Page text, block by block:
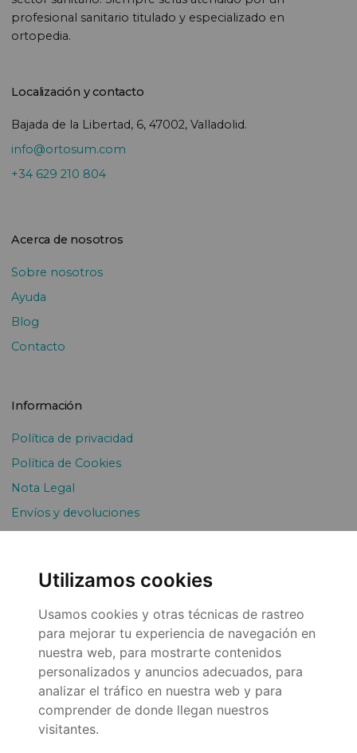
Utilizamos cookies
Usamos cookies y otras técnicas de rastreo
para mejorar tu experiencia de navegación en
nuestra web, para mostrarte contenidos
personalizados y anuncios adecuados, para
analizar el tráfico en nuestra web y para
comprender de donde llegan nuestros
visitantes.
profesional sanitario titulado y especializado en
ortopedia.
Localización y contacto
Bajada de la Libertad, 6, 47002, Valladolid.
info@ortosum.com
+34 629 210 804
Acerca de nosotros
Sobre nosotros
Ayuda
Blog
Contacto
Información
Política de privacidad
Política de Cookies
Nota Legal
Envíos y devoluciones
© 2026